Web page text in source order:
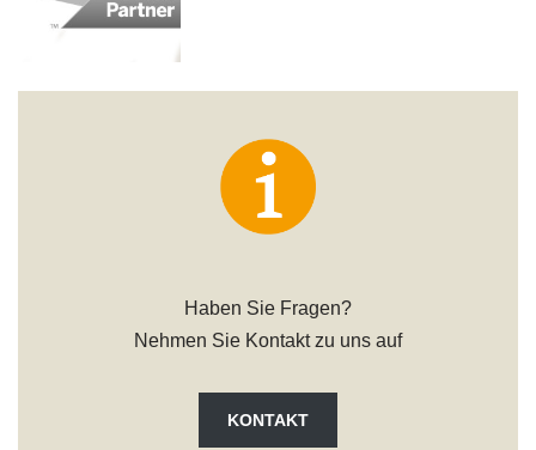
Haben Sie Fragen?
Nehmen Sie Kontakt zu uns auf
KONTAKT